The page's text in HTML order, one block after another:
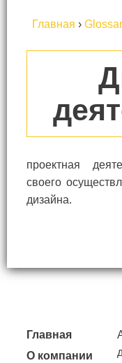
Главная ›
проектная
своего
дизайна.
Главная
О компании